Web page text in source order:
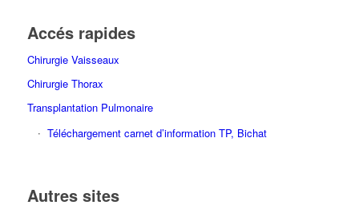
Accés rapides
Chirurgie Vaisseaux
Chirurgie Thorax
Transplantation Pulmonaire
Téléchargement carnet d’information TP, Bichat
Autres sites